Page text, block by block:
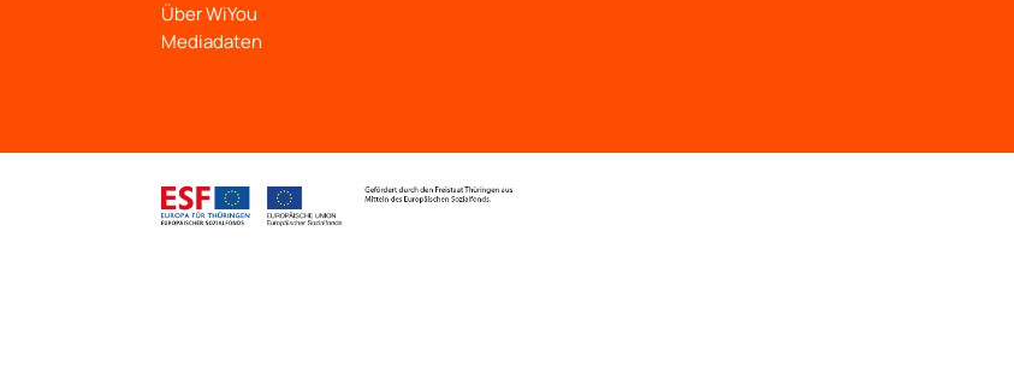
Über WiYou
Mediadaten